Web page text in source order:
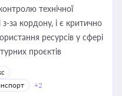
технічної
за кордону, і є критично
ресурсів у сфері
проєктів
+2